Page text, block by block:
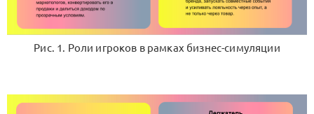
Рис. 1. Роли игроков в рамках бизнес-симуляции